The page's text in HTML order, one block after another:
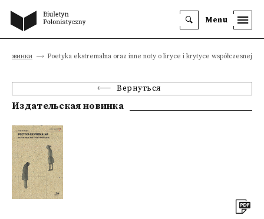
Menu
новинки Poetyka ekstremalna oraz inne noty o liryce i krytyce współczesnej
Вернуться
Издательская новинка